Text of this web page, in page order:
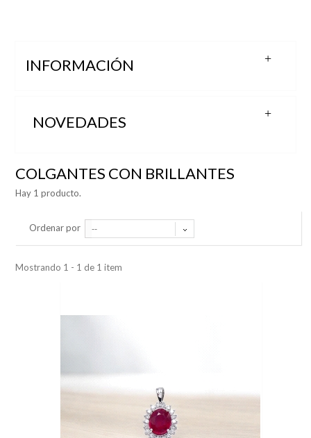
INFORMACIÓN
NOVEDADES
COLGANTES CON BRILLANTES
Hay 1 producto.
Ordenar por --
Mostrando 1 - 1 de 1 item